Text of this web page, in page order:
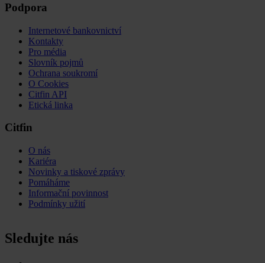
Podpora
Internetové bankovnictví
Kontakty
Pro média
Slovník pojmů
Ochrana soukromí
O Cookies
Citfin API
Etická linka
Citfin
O nás
Kariéra
Novinky a tiskové zprávy
Pomáháme
Informační povinnost
Podmínky užití
Sledujte nás